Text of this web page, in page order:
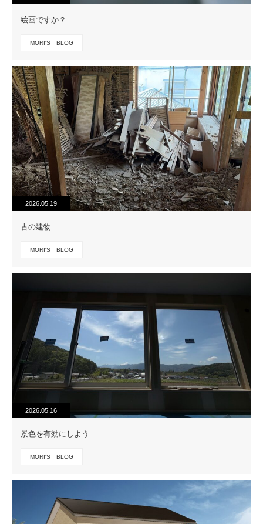
絵画ですか？
MORI'S BLOG
2026.05.19
古の建物
MORI'S BLOG
2026.05.16
景色を有効にしよう
MORI'S BLOG